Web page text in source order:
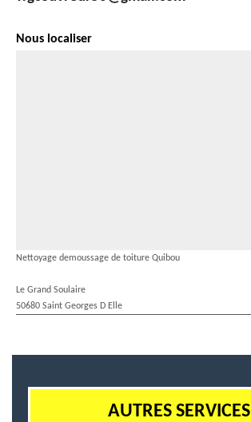
Nous localiser
Nettoyage demoussage de toiture Quibou
Le Grand Soulaire
50680 Saint Georges D Elle
AUTRES SERVICES